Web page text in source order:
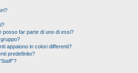
posso far parte di uno di essi?
appaiono in colori differenti?
predefinito?